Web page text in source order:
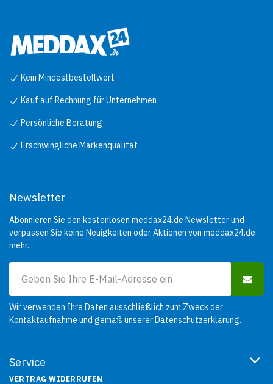
Kein Mindestbestellwert
Kauf auf Rechnung für Unternehmen
Persönliche Beratung
Erschwingliche Markenqualität
Service
VERTRAG WIDERRUFEN
Newsletter
Abonnieren Sie den kostenlosen meddax24.de Newsletter und
verpassen Sie keine Neuigkeiten oder Aktionen von meddax24.de
mehr.
Wir verwenden Ihre Daten ausschließlich zum Zweck der
Kontaktaufnahme und gemäß unsererDatenschutzerklärung.